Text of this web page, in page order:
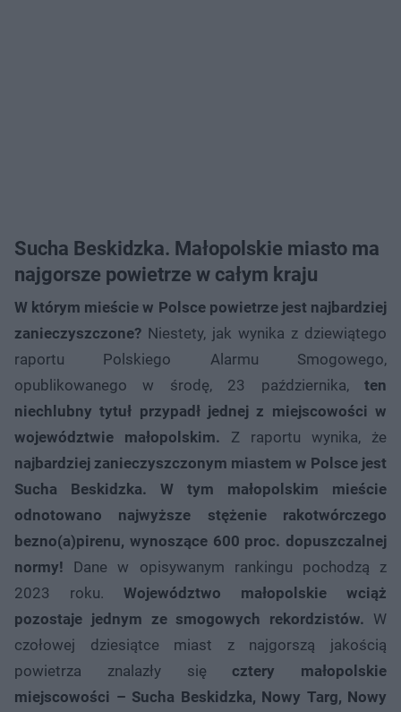
Sucha Beskidzka. Małopolskie miasto ma
najgorsze powietrze w całym kraju
W którym mieście w Polsce powietrze jest najbardziej
zanieczyszczone? Niestety, jak wynika z dziewiątego
raportu Polskiego Alarmu Smogowego,
opublikowanego w środę, 23 października, ten
niechlubny tytuł przypadł jednej z miejscowości w
województwie małopolskim. Z raportu wynika, że
najbardziej zanieczyszczonym miastem w Polsce jest
Sucha Beskidzka.
W tym małopolskim mieście
odnotowano najwyższe stężenie rakotwórczego
bezno(a)pirenu, wynoszące 600 proc. dopuszczalnej
normy! Dane w opisywanym rankingu pochodzą z
2023 roku. Województwo małopolskie wciąż
pozostaje jednym ze smogowych rekordzistów. W
czołowej dziesiątce miast z najgorszą jakością
powietrza znalazły sięcztery małopolskie
miejscowości – Sucha Beskidzka, Nowy Targ, Nowy